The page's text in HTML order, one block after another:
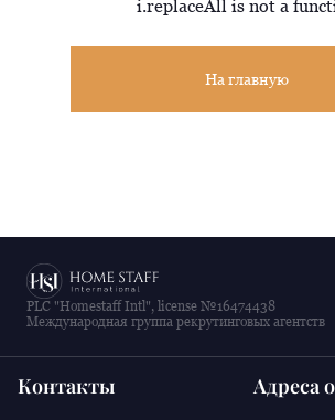
i.replaceAll is not a
На главную
PLC "Homestaff Intl", license №16474438
Международная группа рекрутинговых агентств
Контакты Адреса